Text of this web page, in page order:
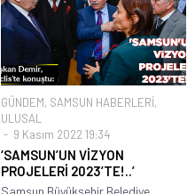
GÜNDEM, SAMSUN HABERLERİ,
ULUSAL
9 Kasım 2022 19:34
‘SAMSUN’UN VİZYON
PROJELERİ 2023’TE!..’
Samsun Büyükşehir Belediye